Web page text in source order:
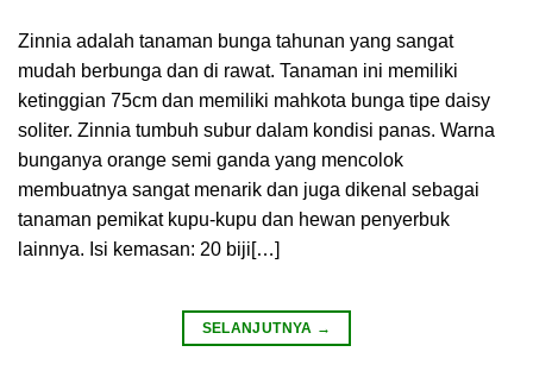
Zinnia adalah tanaman bunga tahunan yang sangat
mudah berbunga dan di rawat. Tanaman ini memiliki
ketinggian 75cm dan memiliki mahkota bunga tipe daisy
soliter. Zinnia tumbuh subur dalam kondisi panas. Warna
bunganya orange semi ganda yang mencolok
membuatnya sangat menarik dan juga dikenal sebagai
tanaman pemikat kupu-kupu dan hewan penyerbuk
lainnya. Isi kemasan: 20 biji[…]
SELANJUTNYA →